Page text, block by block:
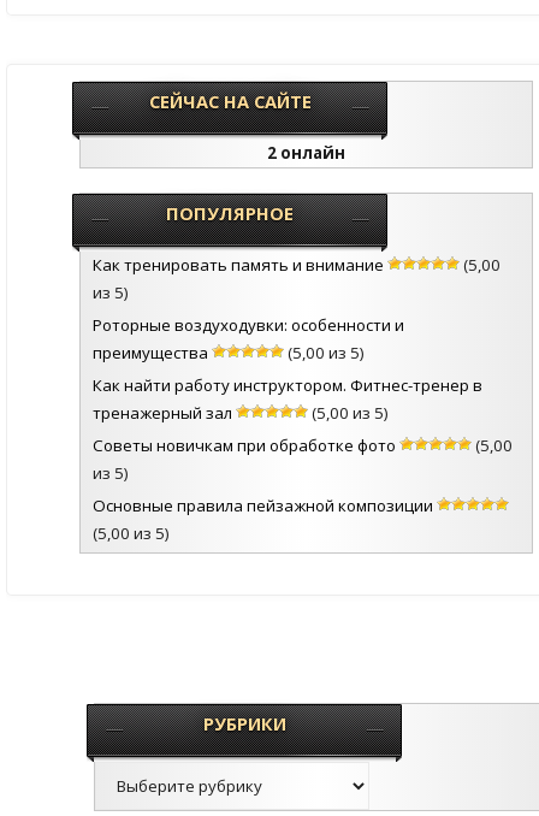
СЕЙЧАС НА САЙТЕ
2 онлайн
ПОПУЛЯРНОЕ
Как тренировать память и внимание
(5,00
из 5)
Роторные воздуходувки: особенности и
преимущества
(5,00 из 5)
Как найти работу инструктором. Фитнес-тренер в
тренажерный зал
(5,00 из 5)
Советы новичкам при обработке фото
(5,00
из 5)
Основные правила пейзажной композиции
(5,00 из 5)
РУБРИКИ